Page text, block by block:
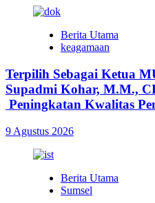
Berita Utama
keagamaan
Terpilih Sebagai Ketua
Supadmi Kohar, M.M.,
Peningkatan Kwalitas
9 Agustus 2026
Berita Utama
Sumsel